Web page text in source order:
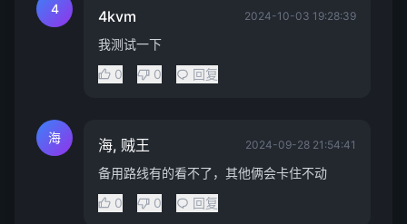
4 4kvm 2024-10-03 19:28:39
我测试一下
0
0 回复
海 海, 贼王 2024-09-28 21:54:41
备用路线有的看不了，其他俩会卡住不动
0
0 回复